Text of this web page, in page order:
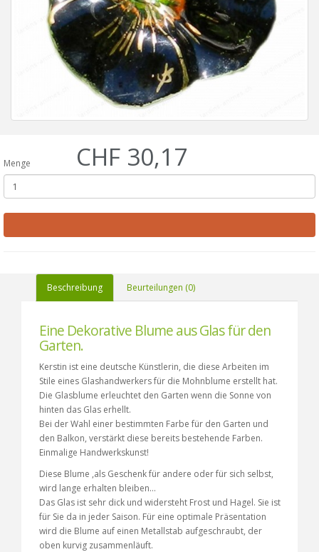
CHF 30,17
Menge
Beschreibung Beurteilungen (0)
Eine Dekorative Blume aus Glas für den
Garten.
Kerstin ist eine deutsche Künstlerin, die diese Arbeiten im
Stile eines Glashandwerkers für die Mohnblume erstellt hat.
Die Glasblume erleuchtet den Garten wenn die Sonne von
hinten das Glas erhellt.
Bei der Wahl einer bestimmten Farbe für den Garten und
den Balkon, verstärkt diese bereits bestehende Farben.
Einmalige Handwerkskunst!
Diese Blume ,als Geschenk für andere oder für sich selbst,
wird lange erhalten bleiben...
Das Glas ist sehr dick und widersteht Frost und Hagel. Sie ist
für Sie da in jeder Saison. Für eine optimale Präsentation
wird die Blume auf einen Metallstab aufgeschraubt, der
oben kurvig zusammenläuft.